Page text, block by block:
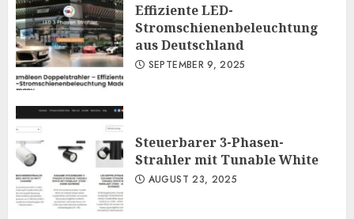
Effiziente LED-
Stromschienenbeleuchtung
aus Deutschland
SEPTEMBER 9, 2025
Steuerbarer 3-Phasen-
Strahler mit Tunable White
AUGUST 23, 2025